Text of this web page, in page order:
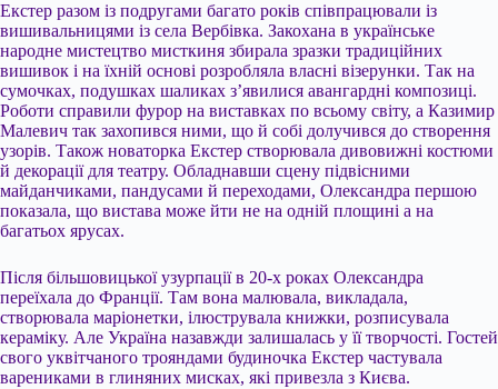
Екстер разом із подругами багато років співпрацювали із
вишивальницями із села Вербівка. Закохана в українське
народне мистецтво мисткиня збирала зразки традиційних
вишивок і на їхній основі розробляла власні візерунки. Так на
сумочках, подушках шаликах з’явилися авангардні композиці.
Роботи справили фурор на виставках по всьому світу, а Казимир
Малевич так захопився ними, що й собі долучився до створення
узорів. Також новаторка Екстер створювала дивовижні костюми
й декорації для театру. Обладнавши сцену підвісними
майданчиками, пандусами й переходами, Олександра першою
показала, що вистава може йти не на одній площині а на
багатьох ярусах.
Після більшовицької узурпації в 20-х роках Олександра
переїхала до Франції. Там вона малювала, викладала,
створювала маріонетки, ілюструвала книжки, розписувала
кераміку. Але Україна назавжди залишалась у її творчості. Гостей
свого уквітчаного трояндами будиночка Екстер частувала
варениками в глиняних мисках, які привезла з Києва.